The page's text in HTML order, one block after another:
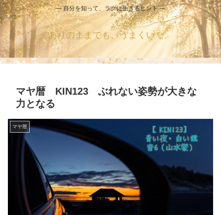
― 自分を知って、ラクに生きるヒント ―
ありのままでも、うまくいく。
マヤ暦 KIN123 ぶれない姿勢が大きな
力となる
マヤ暦